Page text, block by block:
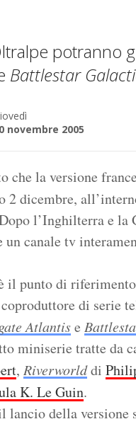
potranno
Battlestar
novembre 2005
che la versione
dicembre,
l’Inghilterra e la
canale tv
il punto di
di serie
Atlantise
miniserie tratte da
, Riverworlddi
K. Le Guin.
della versione